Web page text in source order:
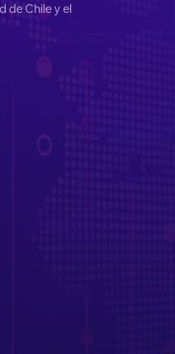
de Chile y el